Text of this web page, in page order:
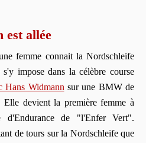
est allée
femme connait la Nordschleife
impose dans la célèbre course
Hans Widmann sur une BMW de
Elle devient la première femme à
d'Endurance de "l'Enfer Vert".
de tours sur la Nordschleife que